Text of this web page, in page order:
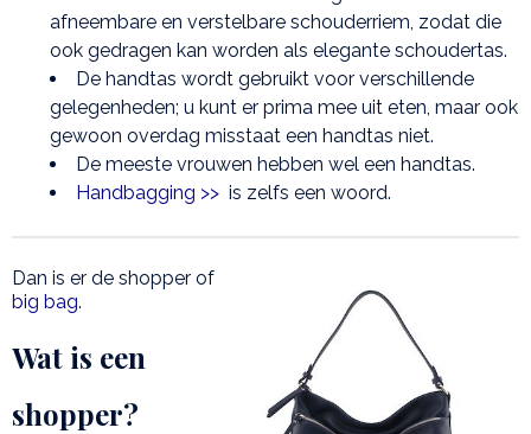
afneembare en verstelbare schouderriem, zodat die
ook gedragen kan worden als elegante schoudertas.
De handtas wordt gebruikt voor verschillende
gelegenheden; u kunt er prima mee uit eten, maar ook
gewoon overdag misstaat een handtas niet.
De meeste vrouwen hebben wel een handtas.
Handbagging >> is zelfs een woord.
Dan is er de shopper of
big bag.
Wat is een
shopper?